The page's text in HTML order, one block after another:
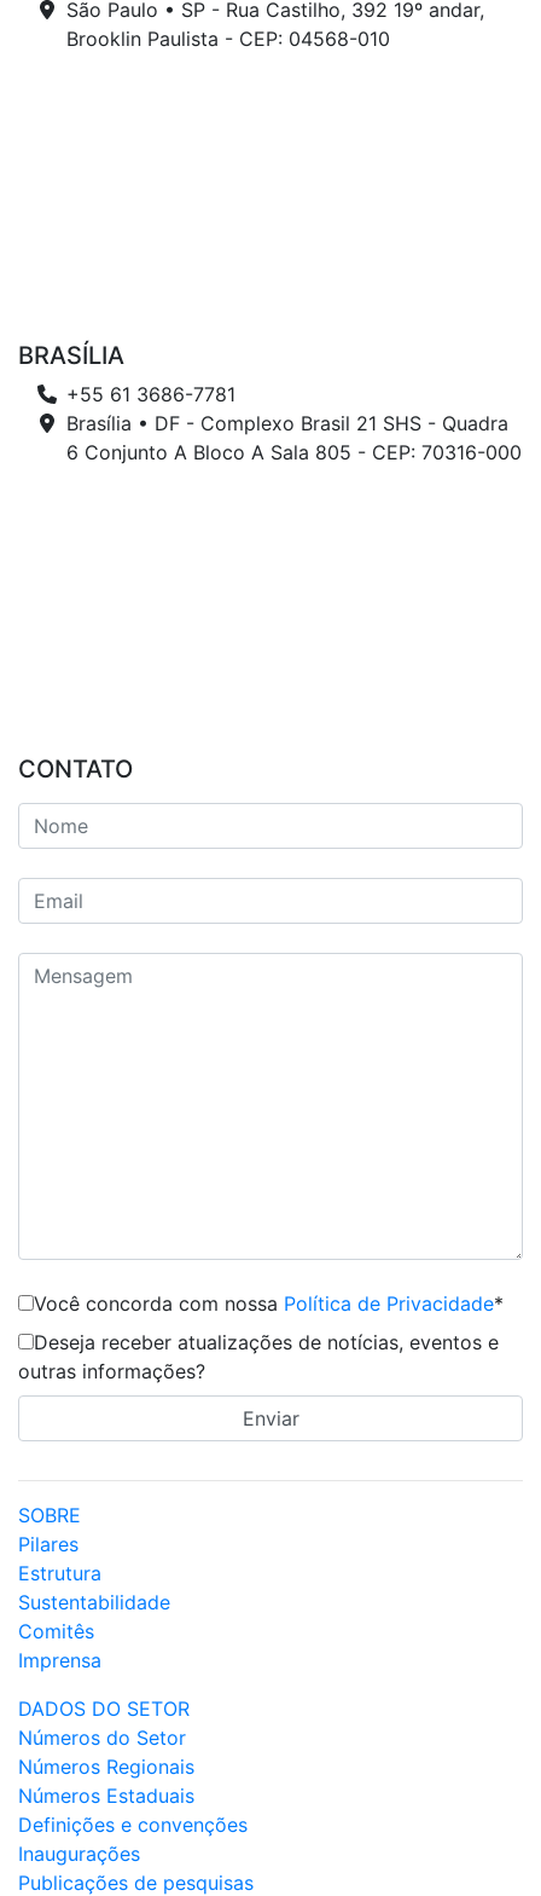
São Paulo • SP - Rua Castilho, 392 19º andar,
Brooklin Paulista - CEP: 04568-010
BRASÍLIA
+55 61 3686-7781
Brasília • DF - Complexo Brasil 21 SHS - Quadra
6 Conjunto A Bloco A Sala 805 - CEP: 70316-000
CONTATO
Você concorda com nossa Política de Privacidade*
Deseja receber atualizações de notícias, eventos e
outras informações?
SOBRE
Pilares
Estrutura
Sustentabilidade
Comitês
Imprensa
DADOS DO SETOR
Números do Setor
Números Regionais
Números Estaduais
Definições e convenções
Inaugurações
Publicações de pesquisas